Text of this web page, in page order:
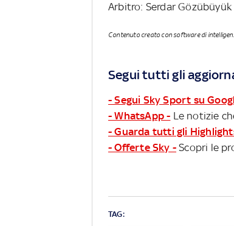
Arbitro: Serdar Gözübüyük
Contenuto creato con software di
Segui tutti gli
- Segui Sky Sport su
- WhatsApp - Le notizie
- Guarda tutti gli
- Offerte Sky - Scopri le
TAG: